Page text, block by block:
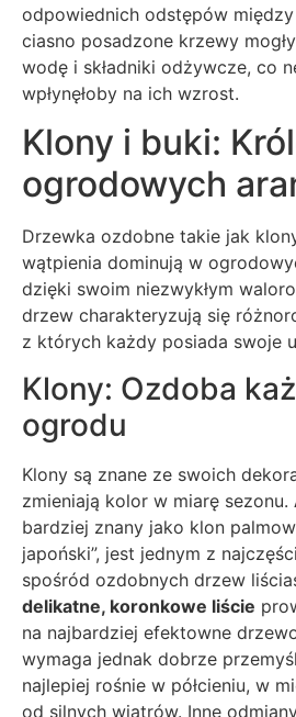
odpowiednich odstępów
ciasno posadzone krzewy
wodę i składniki odżywcze, co
wpłynęłoby na ich wzrost.
Klony i buki:
ogrodowych
Drzewka ozdobne takie jak
wątpienia dominują w
dzięki swoim niezwykłym
drzew charakteryzują się
z których każdy posiada swoje
Klony: Ozdoba
ogrodu
Klony są znane ze swoich
zmieniają kolor w miarę sezonu.
bardziej znany jako klon
japoński”, jest jednym z
spośród ozdobnych drzew
delikatne, koronkowe liście
na najbardziej efektowne
wymaga jednak dobrze
najlepiej rośnie w półcieniu, w
od silnych wiatrów. Inne